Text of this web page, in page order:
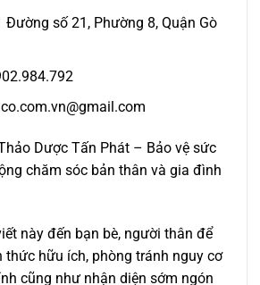
Đường số 21, Phường 8, Quận Gò
Dược Tấn Phát – Bảo vệ sức
chăm sóc bản thân và gia đình
này đến bạn bè, người thân để
thức hữu ích, phòng tránh nguy cơ
cũng như nhận diện sớm ngón